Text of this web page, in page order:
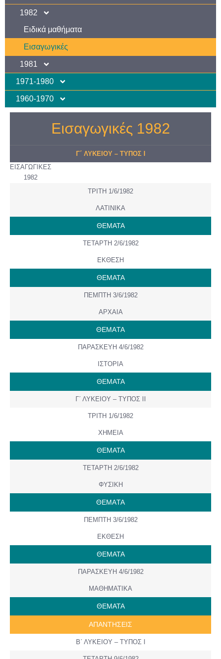
1982
Ειδικά μαθήματα
Εισαγωγικές
1981
1971-1980
1960-1970
Εισαγωγικές 1982
Γ΄ ΛΥΚΕΙΟΥ – ΤΥΠΟΣ Ι
ΕΙΣΑΓΩΓΙΚΕΣ
1982
ΤΡΙΤΗ 1/6/1982
ΛΑΤΙΝΙΚΑ
ΘΕΜΑΤΑ
ΤΕΤΑΡΤΗ 2/6/1982
ΕΚΘΕΣΗ
ΘΕΜΑΤΑ
ΠΕΜΠΤΗ 3/6/1982
ΑΡΧΑΙΑ
ΘΕΜAΤΑ
ΠΑΡΑΣΚΕΥΗ 4/6/1982
ΙΣΤΟΡΙΑ
ΘΕΜΑΤΑ
Γ΄ ΛΥΚΕΙΟΥ – ΤΥΠΟΣ ΙΙ
ΤΡΙΤΗ 1/6/1982
ΧΗΜΕΙΑ
ΘΕΜΑΤΑ
ΤΕΤΑΡΤΗ 2/6/1982
ΦΥΣΙΚΗ
ΘΕΜAΤΑ
ΠΕΜΠΤΗ 3/6/1982
ΕΚΘΕΣΗ
ΘΕΜΑΤΑ
ΠΑΡΑΣΚΕΥΗ 4/6/1982
ΜΑΘΗΜΑΤΙΚΑ
ΘΕΜΑΤΑ
ΑΠΑΝΤΗΣΕΙΣ
Β΄ ΛΥΚΕΙΟΥ – ΤΥΠΟΣ Ι